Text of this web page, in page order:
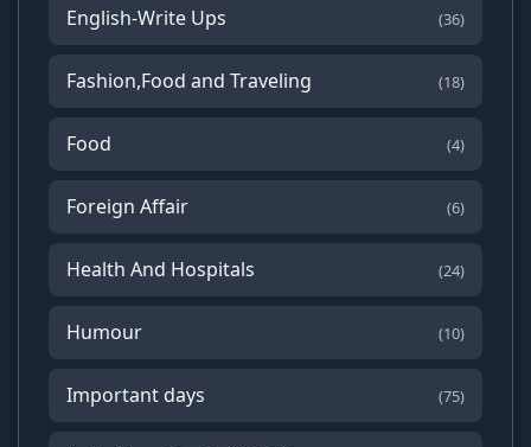
English-Write Ups (36)
Fashion,Food and Traveling (18)
Food (4)
Foreign Affair (6)
Health And Hospitals (24)
Humour (10)
Important days (75)